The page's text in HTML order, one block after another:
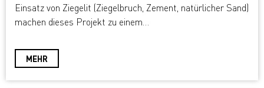
Einsatz von Ziegelit (Ziegelbruch, Zement, natürlicher Sand)
machen dieses Projekt zu einem…
MEHR